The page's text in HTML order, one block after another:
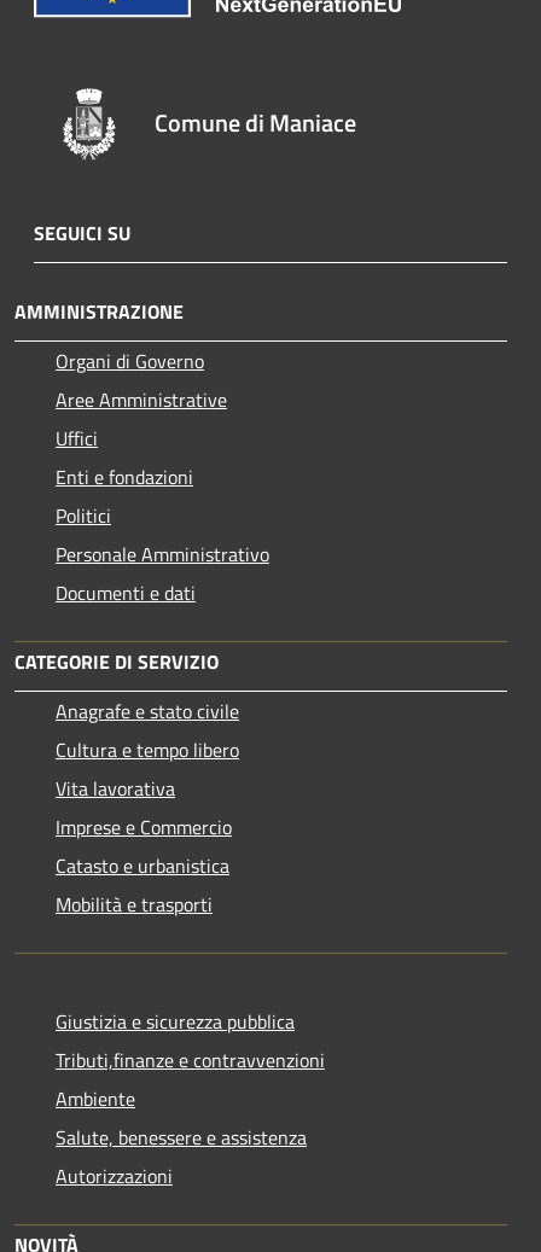
Comune di Maniace
SEGUICI SU
AMMINISTRAZIONE
Organi di Governo
Aree Amministrative
Uffici
Enti e fondazioni
Politici
Personale Amministrativo
Documenti e dati
CATEGORIE DI SERVIZIO
Anagrafe e stato civile
Cultura e tempo libero
Vita lavorativa
Imprese e Commercio
Catasto e urbanistica
Mobilità e trasporti
Giustizia e sicurezza pubblica
Tributi,finanze e contravvenzioni
Ambiente
Salute, benessere e assistenza
Autorizzazioni
NOVITÀ